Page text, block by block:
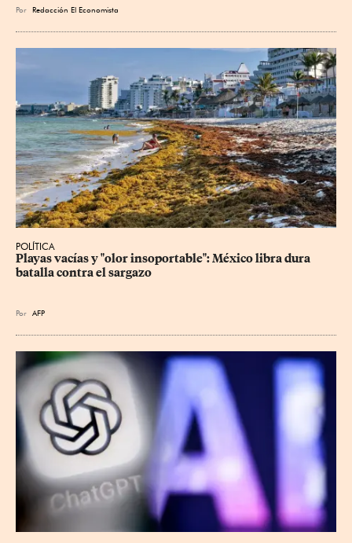
Por Redacción El Economista
POLÍTICA
Playas vacías y "olor insoportable": México libra dura
batalla contra el sargazo
Por AFP